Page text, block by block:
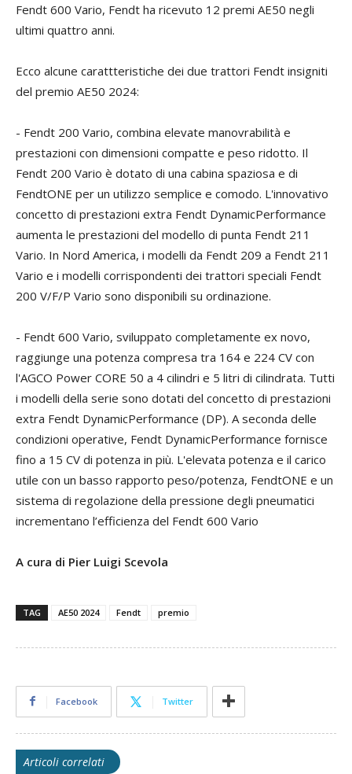
Fendt 600 Vario, Fendt ha ricevuto 12 premi AE50 negli
ultimi quattro anni.
Ecco alcune carattteristiche dei due trattori Fendt insigniti
del premio AE50 2024:
- Fendt 200 Vario, combina elevate manovrabilità e
prestazioni con dimensioni compatte e peso ridotto. Il
Fendt 200 Vario è dotato di una cabina spaziosa e di
FendtONE per un utilizzo semplice e comodo. L'innovativo
concetto di prestazioni extra Fendt DynamicPerformance
aumenta le prestazioni del modello di punta Fendt 211
Vario. In Nord America, i modelli da Fendt 209 a Fendt 211
Vario e i modelli corrispondenti dei trattori speciali Fendt
200 V/F/P Vario sono disponibili su ordinazione.
- Fendt 600 Vario, sviluppato completamente ex novo,
raggiunge una potenza compresa tra 164 e 224 CV con
l'AGCO Power CORE 50 a 4 cilindri e 5 litri di cilindrata. Tutti
i modelli della serie sono dotati del concetto di prestazioni
extra Fendt DynamicPerformance (DP). A seconda delle
condizioni operative, Fendt DynamicPerformance fornisce
fino a 15 CV di potenza in più. L'elevata potenza e il carico
utile con un basso rapporto peso/potenza, FendtONE e un
sistema di regolazione della pressione degli pneumatici
incrementano l’efficienza del Fendt 600 Vario
A cura di Pier Luigi Scevola
TAG AE50 2024 Fendt premio
Facebook Twitter
Articoli correlati